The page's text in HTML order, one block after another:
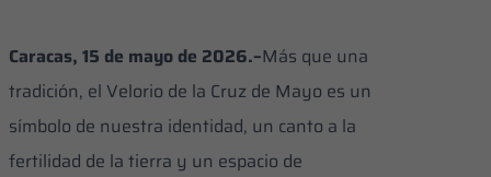
Caracas, 15 de mayo de 2026.–Más que una
tradición, el Velorio de la Cruz de Mayo es un
símbolo de nuestra identidad, un canto a la
fertilidad de la tierra y un espacio de